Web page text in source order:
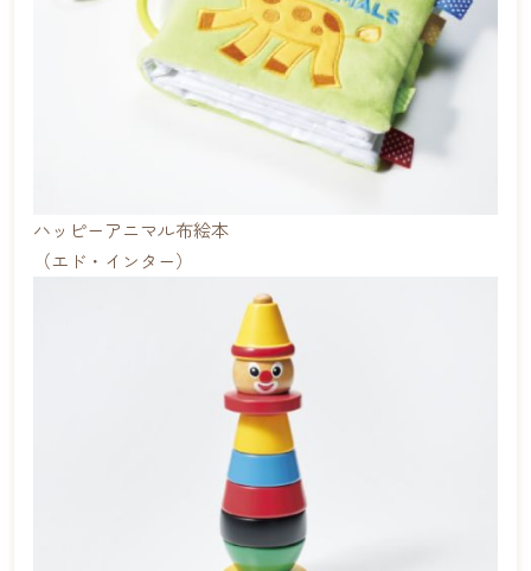
ハッピーアニマル布絵本
（エド・インター）